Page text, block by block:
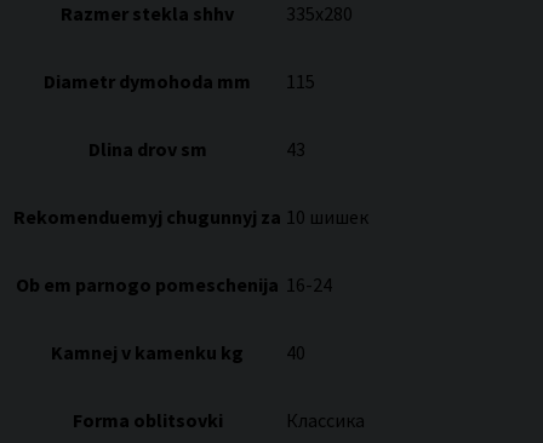
Razmer stekla shhv 335х280
Diametr dymohoda mm 115
Dlina drov sm 43
Rekomenduemyj chugunnyj za 10 шишек
Ob em parnogo pomeschenija 16-24
Kamnej v kamenku kg 40
Forma oblitsovki Классика